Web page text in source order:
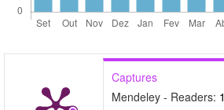
Captures
Mendeley - Readers: 1